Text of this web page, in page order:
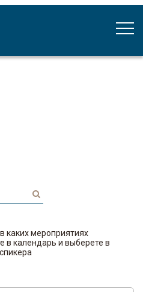
каких мероприятиях
в календарь и выберете в